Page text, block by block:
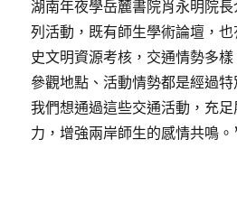
湖南年夜學岳麓書院肖永明院
列活動，既有師生學術論壇，
史文明資源考核，交通情勢多
參觀地點、活動情勢都是經過特
我們想通過這些交通活動，充
力，增強兩岸師生的感情共鳴。